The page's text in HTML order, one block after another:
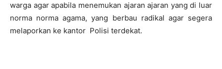
warga agar apabila menemukan ajaran ajaran yang di luar
norma norma agama, yang berbau radikal agar segera
melaporkan ke kantor Polisi terdekat.